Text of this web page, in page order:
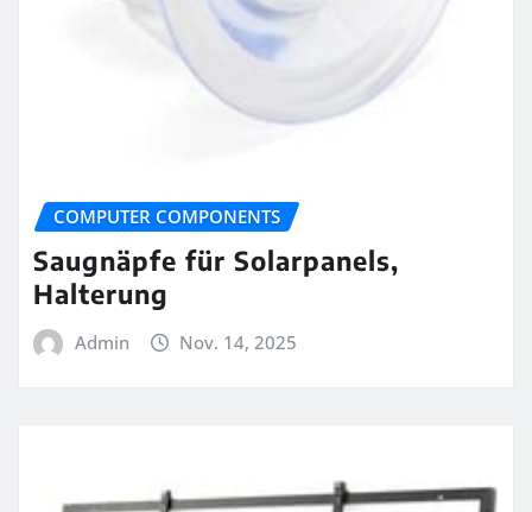
COMPUTER COMPONENTS
Saugnäpfe für Solarpanels,
Halterung
Admin Nov. 14, 2025